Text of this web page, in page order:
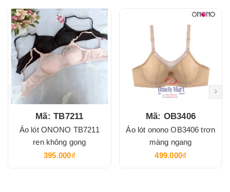
Mã: TB7211
Áo lót ONONO TB7211
ren không gọng
395.000₫
Mã: OB3406
Áo lót onono OB3406 trơn
màng ngang
499.000₫